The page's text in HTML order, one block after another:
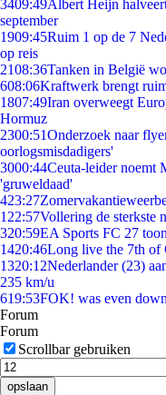
3409:49Albert Heijn
september
1909:45Ruim 1 op de 7
op reis
2108:36Tanken in België
608:06Kraftwerk brengt
1807:49Iran overweegt
Hormuz
2300:51Onderzoek naar
oorlogsmisdadigers'
3000:44Ceuta-leider noemt
'gruweldaad'
423:27
1 22:57Vollering de sterkste
320:59EA Sports FC 27
1420:46Long live the 7th of
1320:12Nederlander (23)
235 km/u
619:53FOK! was even down
Forum
Forum
Scrollbar gebruiken
opslaan